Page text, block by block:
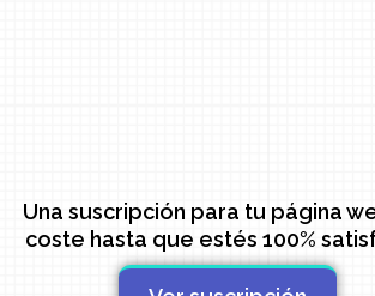
Una suscripción para tu página
coste hasta que estés 100%